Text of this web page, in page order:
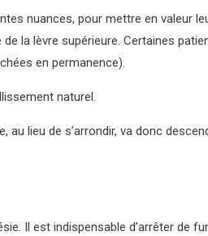
nuances, pour mettre en valeur
la lèvre supérieure. Certaines
en permanence).
naturel.
lieu de s’arrondir, va donc
Il est indispensable d’arrêter de